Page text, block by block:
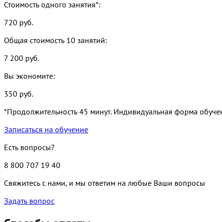
Стоимость одного занятия*:
720 руб.
Общая стоимость 10 занятий:
7 200 руб.
Вы экономите:
350 руб.
*Продолжительность 45 минут. Индивидуальная форма
Записаться на обучение
Есть вопросы?
8 800 707 19 40
Свяжитесь с нами, и мы ответим на любые Ваши вопросы
Задать вопрос